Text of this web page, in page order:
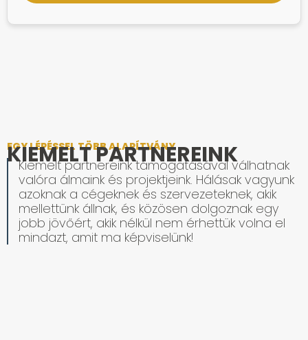
EGY LÉPÉSSEL TÖBB ALAPÍTVÁNY
KIEMELT PARTNEREINK
Kiemelt partnereink támogatásával válhatnak
valóra álmaink és projektjeink. Hálásak vagyunk
azoknak a cégeknek és szervezeteknek, akik
mellettünk állnak, és közösen dolgoznak egy
jobb jövőért, akik nélkül nem érhettük volna el
mindazt, amit ma képviselünk!